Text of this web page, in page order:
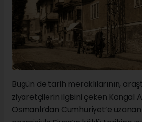
Bugün de tarih meraklılarının,
ziyaretçilerin ilgisini çeken Kangal
Osmanlı’dan Cumhuriyet’e